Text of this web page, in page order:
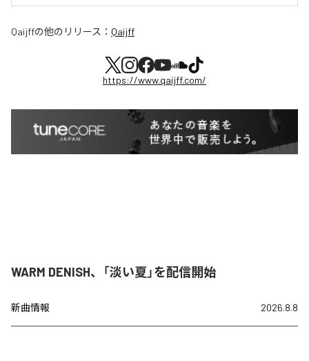
Qaijffの他のリリース： Qaijff
https://www.qaijff.com/
WARM DENISH、「淡い夏」を配信開始
新曲情報 2026.8.8